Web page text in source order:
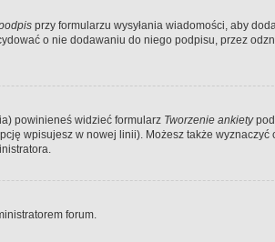
przy formularzu wysyłania wiadomości, aby
o nie dodawaniu do niego podpisu, przez
powinieneś widzieć formularz Tworzenie ankietypod
wpisujesz w nowej linii). Możesz także
forum.